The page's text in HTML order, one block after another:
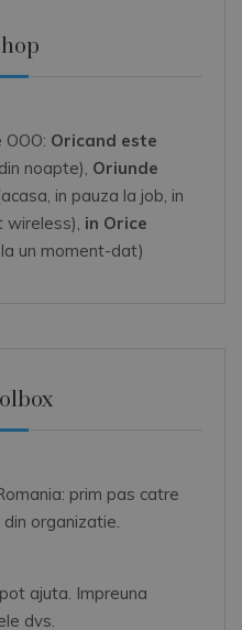
Oricand este
noapte), Oriunde
in pauza la job, in
wireless), in Orice
un moment-dat)
prim pas catre
organizatie.
ajuta. Impreuna
dvs.